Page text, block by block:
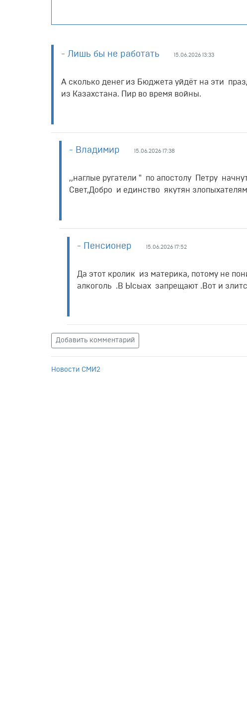
- Лишь бы не работать 15.06.2026 13:33
А сколько денег из Бюджета уйдёт на эти
из Казахстана. Пир во время войны.
- Владимир 15.06.2026 17:38
,,наглые ругатели " по апостолу Петру
Свет,Добро и единство якутян
- Пенсионер 15.06.2026 17:52
Да этот кролик из материка, потому не
алкоголь .В Ысыах запрещают .Вот и
Добавить комментарий
Новости СМИ2